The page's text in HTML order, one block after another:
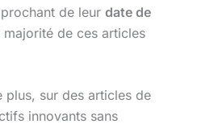
de leur date de
de ces articles
sur des articles de
innovants sans